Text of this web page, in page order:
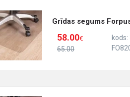
Grīdas segums
65.00
58.00€